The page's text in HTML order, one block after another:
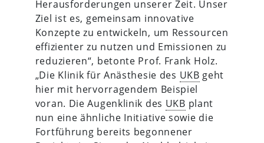
Herausforderungen unserer Zeit. Unser
Ziel ist es, gemeinsam innovative
Konzepte zu entwickeln, um Ressourcen
effizienter zu nutzen und Emissionen zu
reduzieren“, betonte Prof. Frank Holz.
„Die Klinik für Anästhesie des UKB geht
hier mit hervorragendem Beispiel
voran. Die Augenklinik des UKB plant
nun eine ähnliche Initiative sowie die
Fortführung bereits begonnener